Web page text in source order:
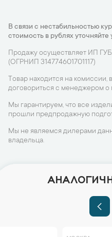
В связи с нестабильностью
стоимость в рублях
Продажу осуществляет ИП
(ОГРНИП 314774601701117)
Товар находится на комиссии,
договориться с менеджером о
Мы гарантируем, что все
прошли предпродажную
Мы не являемся дилерами
владельца.